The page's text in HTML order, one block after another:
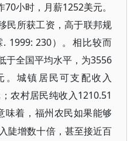
70小时，月薪1252美元。
民所获工资，高于联邦规
1999: 230）。相比较而
于全国平均水平，为3556
。城镇居民可支配收入
农村居民纯收入1210.51
味着，福州农民如果能够
陡增数十倍，甚至接近百